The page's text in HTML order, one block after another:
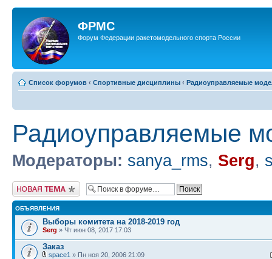
ФРМС
Форум Федерации ракетомодельного спорта России
Список форумов ‹ Спортивные дисциплины ‹ Радиоуправляемые
Радиоуправляемые
Модераторы: sanya_rms, Serg,
Новая тема
ОБЪЯВЛЕНИЯ
Выборы комитета на 2018-2019 год
Serg » Чт июн 08, 2017 17:03
Заказ
space1 » Пн ноя 20, 2006 21:09